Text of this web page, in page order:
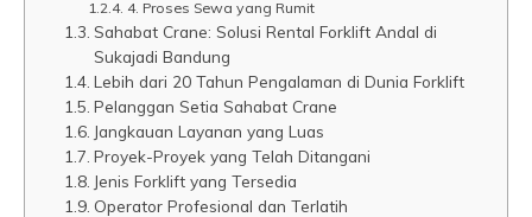
4. Proses Sewa yang Rumit
Sahabat Crane: Solusi Rental Forklift Andal di
Sukajadi Bandung
Lebih dari 20 Tahun Pengalaman di Dunia Forklift
Pelanggan Setia Sahabat Crane
Jangkauan Layanan yang Luas
Proyek-Proyek yang Telah Ditangani
Jenis Forklift yang Tersedia
Operator Profesional dan Terlatih